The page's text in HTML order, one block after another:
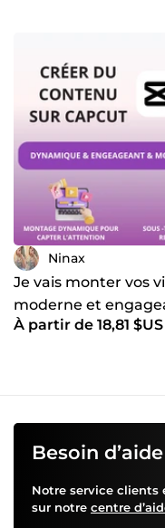
Ninax
Je vais monter vos
moderne et
À partir de 18,81 $US
Besoin
Notre service clients
sur notre centre